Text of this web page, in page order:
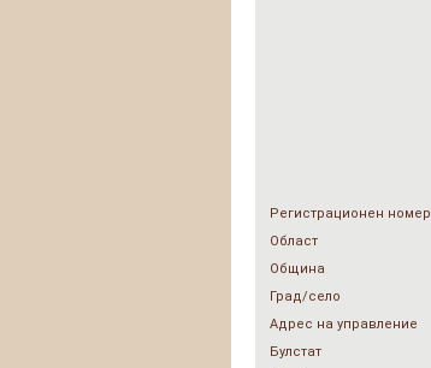
Регистрационен номер
Област
Община
Град/село
Адрес на управление
Булстат